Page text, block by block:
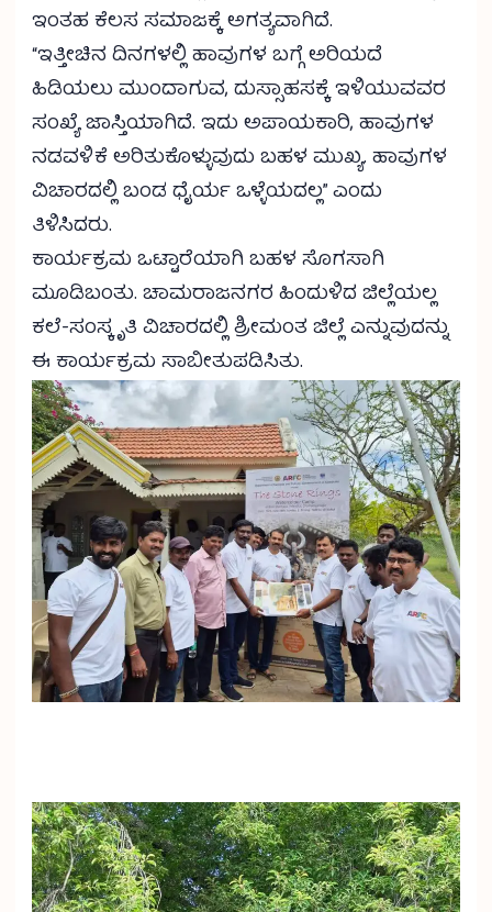
ಇಂತಹ ಕೆಲಸ ಸಮಾಜಕ್ಕೆ ಅಗತ್ಯವಾಗಿದೆ.
“ಇತ್ತೀಚಿನ ದಿನಗಳಲ್ಲಿ ಹಾವುಗಳ ಬಗ್ಗೆ ಅರಿಯದೆ
ಹಿಡಿಯಲು ಮುಂದಾಗುವ, ದುಸ್ಸಾಹಸಕ್ಕೆ ಇಳಿಯುವವರ
ಸಂಖ್ಯೆ ಜಾಸ್ತಿಯಾಗಿದೆ. ಇದು ಅಪಾಯಕಾರಿ, ಹಾವುಗಳ
ನಡವಳಿಕೆ ಅರಿತುಕೊಳ್ಳುವುದು ಬಹಳ ಮುಖ್ಯ. ಹಾವುಗಳ
ವಿಚಾರದಲ್ಲಿ ಬಂಡ ಧೈರ್ಯ ಒಳ್ಳೆಯದಲ್ಲ” ಎಂದು
ತಿಳಿಸಿದರು.
ಕಾರ್ಯಕ್ರಮ ಒಟ್ಟಾರೆಯಾಗಿ ಬಹಳ ಸೊಗಸಾಗಿ
ಮೂಡಿಬಂತು. ಚಾಮರಾಜನಗರ ಹಿಂದುಳಿದ ಜಿಲ್ಲೆಯಲ್ಲ
ಕಲೆ-ಸಂಸ್ಕೃತಿ ವಿಚಾರದಲ್ಲಿ ಶ್ರೀಮಂತ ಜಿಲ್ಲೆ ಎನ್ನುವುದನ್ನು
ಈ ಕಾರ್ಯಕ್ರಮ ಸಾಬೀತುಪಡಿಸಿತು.